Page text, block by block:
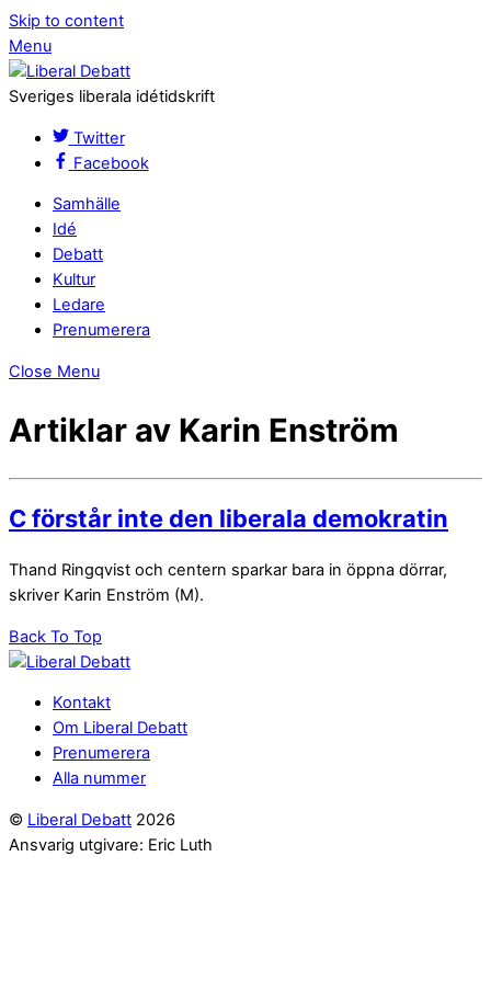
Skip to content
Menu
Sveriges liberala idétidskrift
Twitter
Facebook
Samhälle
Idé
Debatt
Kultur
Ledare
Prenumerera
Close Menu
Artiklar av Karin Enström
C förstår inte den liberala demokratin
Thand Ringqvist och centern sparkar bara in öppna dörrar,
skriver Karin Enström (M).
Back To Top
Kontakt
Om Liberal Debatt
Prenumerera
Alla nummer
© Liberal Debatt 2026
Ansvarig utgivare: Eric Luth